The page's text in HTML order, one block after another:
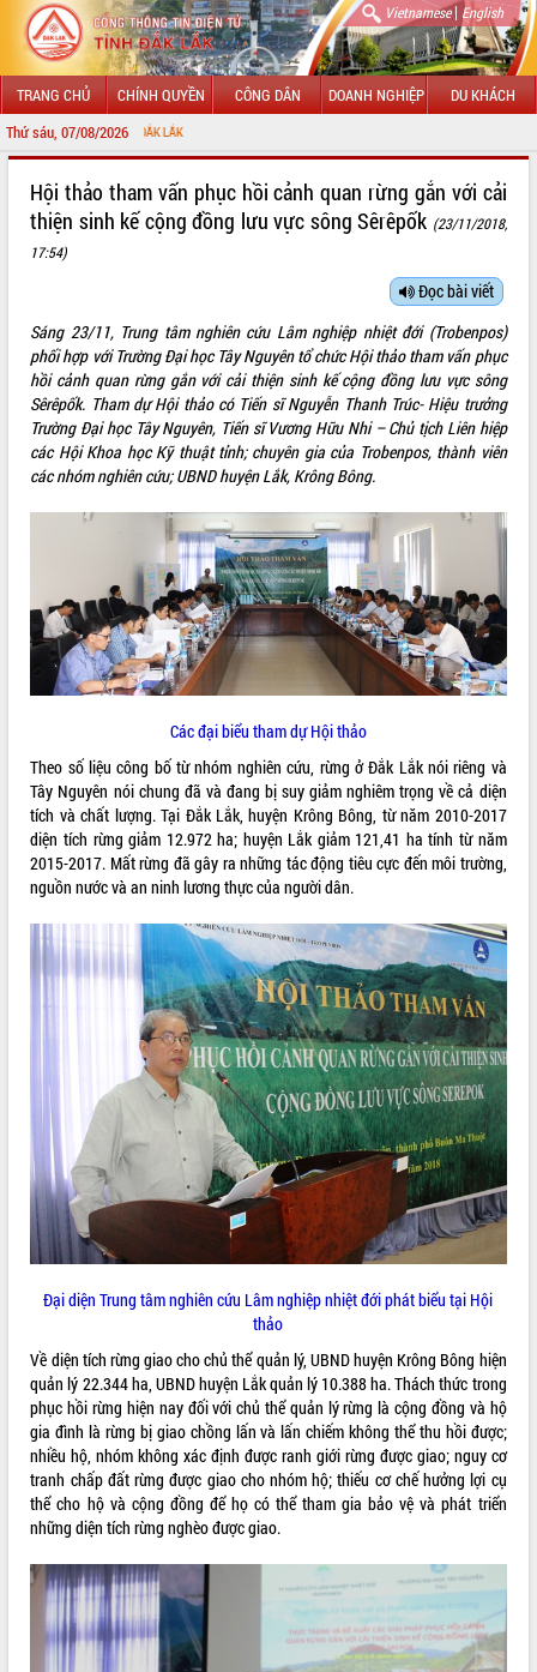
Vietnamese| English
TRANG CHỦ CHÍNH QUYỀN CÔNG DÂN DOANH NGHIỆP DU KHÁCH
Thứ sáu, 07/08/2026
LÃNH ĐẠO UBND TỈNH
SỞ, BAN, NGÀNH
UBND CÁC XÃ, PHƯỜNG
THÔNG TIN CHỈ ĐẠO ĐIỀU HÀNH
HỆ THỐNG VĂN BẢN
VĂN BẢN HĐND TỈNH
QUY HOẠCH - KẾ HOẠCH
VIDEO
Hội nghị UBND tỉnh Đắk Lắk thường kỳ
tháng 7/2026
Lễ truy tặng danh hiệu “Bà Mẹ Việt
Nam Anh hùng” và trao Huân chương
Lao động
UBND tỉnh Đắk Lắk triển khai nhiệm
vụ 6 tháng cuối năm 2026
Kỳ họp thứ Hai, Hội đồng nhân dân
quan trọng
Bí thư Tỉnh ủy Lương Nguyễn Minh
Triết thăm, tặng quà người có công với
cách mạng
ALBUM ẢNH
Hội thảo tham vấn phục hồi cảnh quan rừng gắn với cải
thiện sinh kế cộng đồng lưu vực sông Sêrêpốk (23/11/2018,
17:54)
Đọc bài viết
Sáng 23/11, Trung tâm nghiên cứu Lâm nghiệp nhiệt đới (Trobenpos)
phối hợp với Trường Đại học Tây Nguyên tổ chức Hội thảo tham vấn phục
hồi cảnh quan rừng gắn với cải thiện sinh kế cộng đồng lưu vực sông
Sêrêpốk. Tham dự Hội thảo có Tiến sĩ Nguyễn Thanh Trúc- Hiệu trưởng
Trường Đại học Tây Nguyên, Tiến sĩ Vương Hữu Nhi – Chủ tịch Liên hiệp
các Hội Khoa học Kỹ thuật tỉnh; chuyên gia của Trobenpos, thành viên
các nhóm nghiên cứu; UBND huyện Lắk, Krông Bông.
Các đại biểu tham dự Hội thảo
Theo số liệu công bố từ nhóm nghiên cứu, rừng ở Đắk Lắk nói riêng và
Tây Nguyên nói chung đã và đang bị suy giảm nghiêm trọng về cả diện
tích và chất lượng. Tại Đắk Lắk, huyện Krông Bông, từ năm 2010-2017
diện tích rừng giảm 12.972 ha; huyện Lắk giảm 121,41 ha tính từ năm
2015-2017. Mất rừng đã gây ra những tác động tiêu cực đến môi trường,
nguồn nước và an ninh lương thực của người dân.
Đại diện Trung tâm nghiên cứu Lâm nghiệp nhiệt đới phát biểu tại Hội
thảo
Về diện tích rừng giao cho chủ thể quản lý, UBND huyện Krông Bông hiện
quản lý 22.344 ha, UBND huyện Lắk quản lý 10.388 ha. Thách thức trong
phục hồi rừng hiện nay đối với chủ thể quản lý rừng là cộng đồng và hộ
gia đình là rừng bị giao chồng lấn và lấn chiếm không thể thu hồi được;
nhiều hộ, nhóm không xác định được ranh giới rừng được giao; nguy cơ
tranh chấp đất rừng được giao cho nhóm hộ; thiếu cơ chế hưởng lợi cụ
thể cho hộ và cộng đồng để họ có thể tham gia bảo vệ và phát triển
những diện tích rừng nghèo được giao.